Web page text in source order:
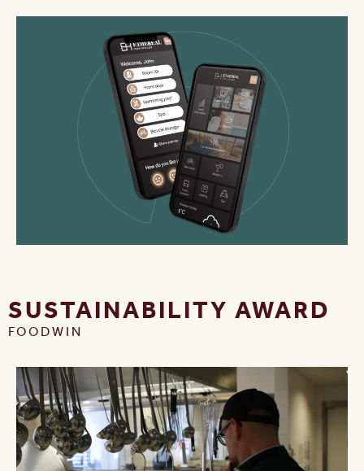
SUSTAINABILITY AWARD
FOODWIN